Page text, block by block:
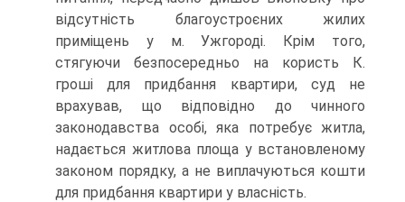
відсутність благоустроєних жилих
приміщень у м. Ужгороді. Крім того,
стягуючи безпосередньо на користь К.
гроші для придбання квартири, суд не
врахував, що відповідно до чинного
законодавства особі, яка потребує житла,
надається житлова площа у встановленому
законом порядку, а не виплачуються кошти
для придбання квартири у власність.